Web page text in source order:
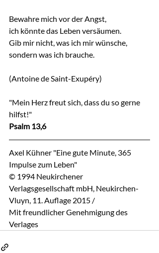
Bewahre mich vor der Angst,
ich könnte das Leben versäumen.
Gib mir nicht, was ich mir wünsche,
sondern was ich brauche.
(Antoine de Saint-Exupéry)
"Mein Herz freut sich, dass du so gerne
hilfst!"
Psalm 13,6
Axel Kühner "Eine gute Minute, 365
Impulse zum Leben"
© 1994 Neukirchener
Verlagsgesellschaft mbH, Neukirchen-
Vluyn, 11. Auflage 2015 /
Mit freundlicher Genehmigung des
Verlages